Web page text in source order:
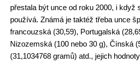
přestala být unce od roku 2000, i když
používá. Známá je taktéž třeba unce
francouzská (30,59), Portugalská
Nizozemská (100 nebo 30 g), Čínská
(31,1034768 gramů) atd., jejich